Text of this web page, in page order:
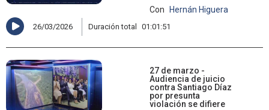
Con
Hernán Higuera
26/03/2026 Duración total 01:01:51
27 de marzo -
Audiencia de juicio
contra Santiago Díaz
por presunta
violación se difiere